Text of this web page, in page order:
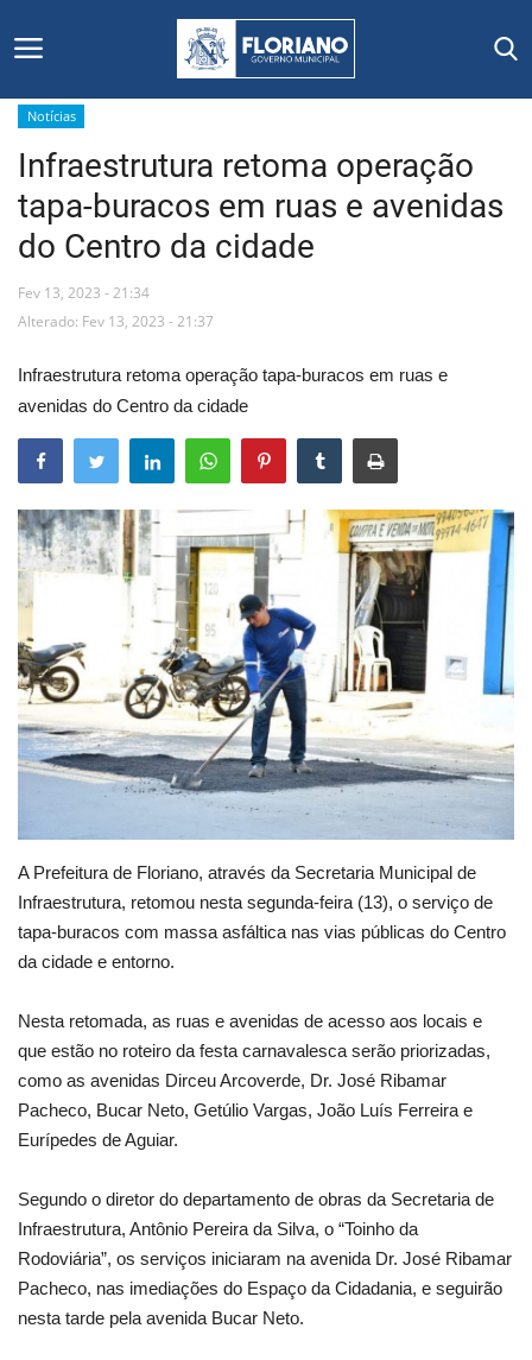
Início
Editais
Floriano
Mural de Licitações
Notícias
Vídeos
Webmail
Contato
Notícias
Infraestrutura retoma operação
tapa-buracos em ruas e avenidas
do Centro da cidade
Fev 13, 2023 - 21:34
Alterado: Fev 13, 2023 - 21:37
Infraestrutura retoma operação tapa-buracos em ruas e
avenidas do Centro da cidade
A Prefeitura de Floriano, através da Secretaria Municipal de
Infraestrutura, retomou nesta segunda-feira (13), o serviço de
tapa-buracos com massa asfáltica nas vias públicas do Centro
da cidade e entorno.
Nesta retomada, as ruas e avenidas de acesso aos locais e
que estão no roteiro da festa carnavalesca serão priorizadas,
como as avenidas Dirceu Arcoverde, Dr. José Ribamar
Pacheco, Bucar Neto, Getúlio Vargas, João Luís Ferreira e
Eurípedes de Aguiar.
Segundo o diretor do departamento de obras da Secretaria de
Infraestrutura, Antônio Pereira da Silva, o “Toinho da
Rodoviária”, os serviços iniciaram na avenida Dr. José Ribamar
Pacheco, nas imediações do Espaço da Cidadania, e seguirão
nesta tarde pela avenida Bucar Neto.